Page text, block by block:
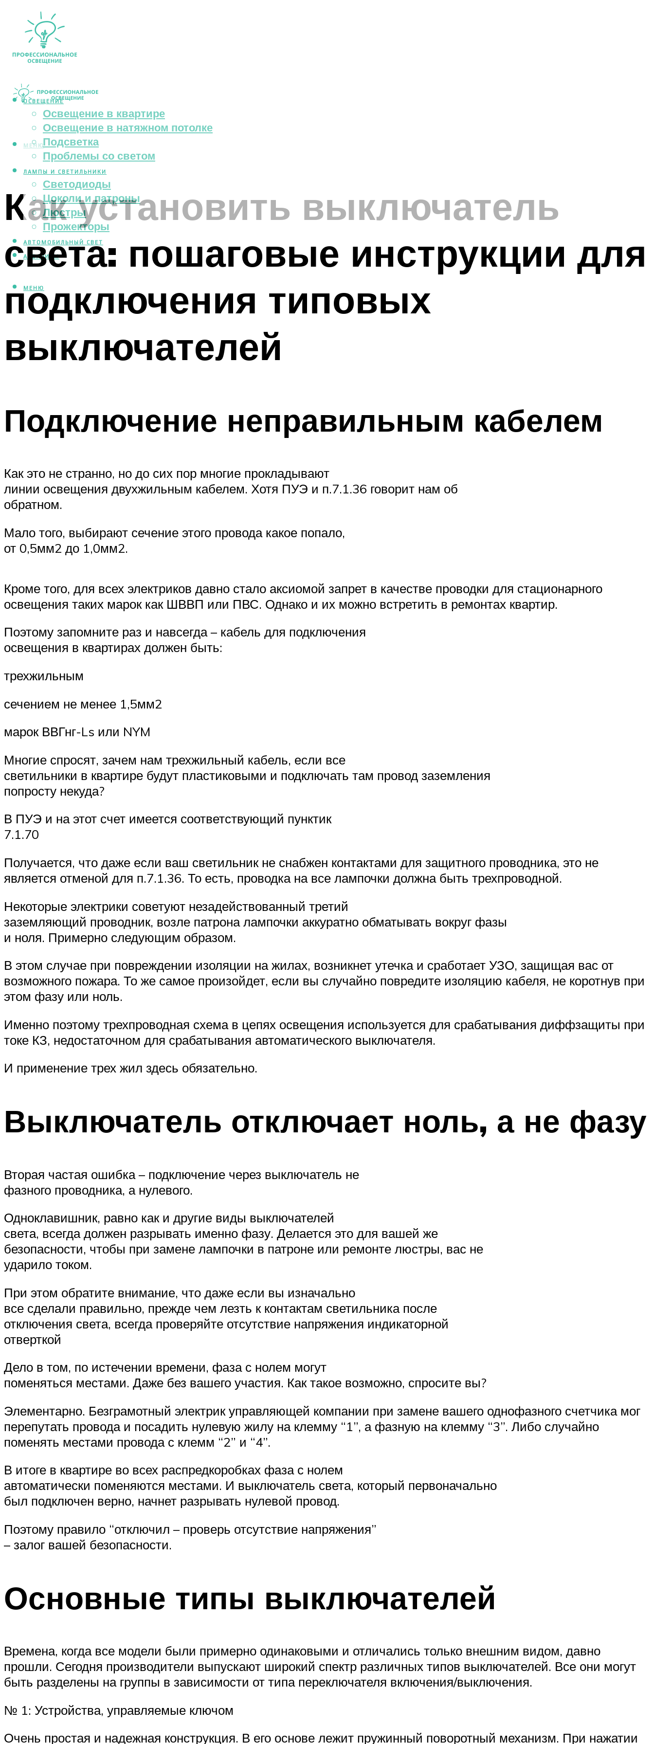
ОСВЕЩЕНИЕ
Освещение в квартире
Освещение в натяжном потолке
Подсветка
Проблемы со светом
ЛАМПЫ И СВЕТИЛЬНИКИ
Светодиоды
Цоколи и патроны
Люстры
Прожекторы
АВТОМОБИЛЬНЫЙ СВЕТ
АКВАРИУМ
МЕНЮ
МЕНЮ
Как установить выключатель
света: пошаговые инструкции для
подключения типовых
выключателей
Подключение неправильным кабелем
Как это не странно, но до сих пор многие прокладывают
линии освещения двухжильным кабелем. Хотя ПУЭ и п.7.1.36 говорит нам об
обратном.
Мало того, выбирают сечение этого провода какое попало,
от 0,5мм2 до 1,0мм2.
Кроме того, для всех электриков давно стало аксиомой запрет в качестве проводки для стационарного
освещения таких марок как ШВВП или ПВС. Однако и их можно встретить в ремонтах квартир.
Поэтому запомните раз и навсегда – кабель для подключения
освещения в квартирах должен быть:
трехжильным
сечением не менее 1,5мм2
марок ВВГнг-Ls или NYM
Многие спросят, зачем нам трехжильный кабель, если все
светильники в квартире будут пластиковыми и подключать там провод заземления
попросту некуда?
В ПУЭ и на этот счет имеется соответствующий пунктик
7.1.70
Получается, что даже если ваш светильник не снабжен контактами для защитного проводника, это не
является отменой для п.7.1.36. То есть, проводка на все лампочки должна быть трехпроводной.
Некоторые электрики советуют незадействованный третий
заземляющий проводник, возле патрона лампочки аккуратно обматывать вокруг фазы
и ноля. Примерно следующим образом.
В этом случае при повреждении изоляции на жилах, возникнет утечка и сработает УЗО, защищая вас от
возможного пожара. То же самое произойдет, если вы случайно повредите изоляцию кабеля, не коротнув при
этом фазу или ноль.
Именно поэтому трехпроводная схема в цепях освещения используется для срабатывания диффзащиты при
токе КЗ, недостаточном для срабатывания автоматического выключателя.
И применение трех жил здесь обязательно.
Выключатель отключает ноль, а не фазу
Вторая частая ошибка – подключение через выключатель не
фазного проводника, а нулевого.
Одноклавишник, равно как и другие виды выключателей
света, всегда должен разрывать именно фазу. Делается это для вашей же
безопасности, чтобы при замене лампочки в патроне или ремонте люстры, вас не
ударило током.
При этом обратите внимание, что даже если вы изначально
все сделали правильно, прежде чем лезть к контактам светильника после
отключения света, всегда проверяйте отсутствие напряжения индикаторной
отверткой
Дело в том, по истечении времени, фаза с нолем могут
поменяться местами. Даже без вашего участия. Как такое возможно, спросите вы?
Элементарно. Безграмотный электрик управляющей компании при замене вашего однофазного счетчика мог
перепутать провода и посадить нулевую жилу на клемму “1”, а фазную на клемму “3”. Либо случайно
поменять местами провода с клемм “2” и “4”.
В итоге в квартире во всех распредкоробках фаза с нолем
автоматически поменяются местами. И выключатель света, который первоначально
был подключен верно, начнет разрывать нулевой провод.
Поэтому правило “отключил – проверь отсутствие напряжения”
– залог вашей безопасности.
Основные типы выключателей
Времена, когда все модели были примерно одинаковыми и отличались только внешним видом, давно
прошли. Сегодня производители выпускают широкий спектр различных типов выключателей. Все они могут
быть разделены на группы в зависимости от типа переключателя включения/выключения.
№ 1: Устройства, управляемые ключом
Очень простая и надежная конструкция. В его основе лежит пружинный поворотный механизм. При нажатии